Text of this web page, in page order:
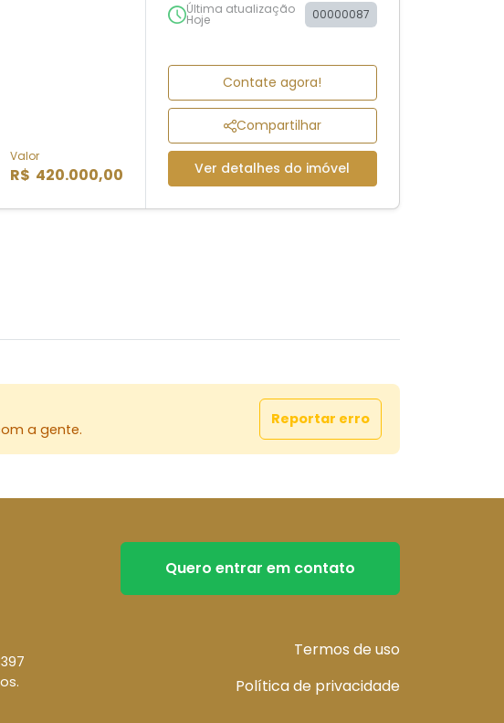
Valor
R$ 420.000,00
Última atualização
Hoje 00000087
Contate agora!
Compartilhar
Ver detalhes do imóvel
a gente.
Reportar erro
Quero entrar em contato
Termos de uso
Política de privacidade